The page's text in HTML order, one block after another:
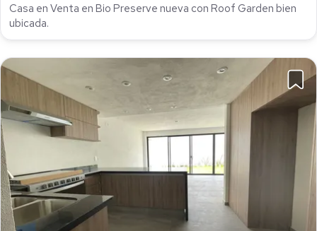
Casa en Venta en Bio Preserve nueva con Roof Garden bien
ubicada.